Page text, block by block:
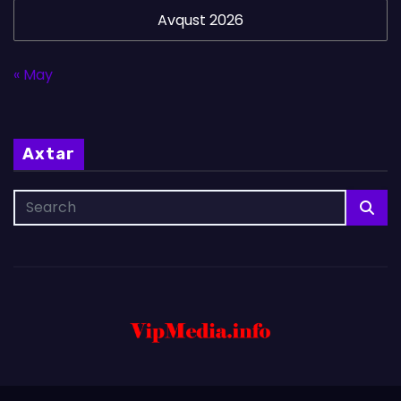
Avqust 2026
« May
Axtar